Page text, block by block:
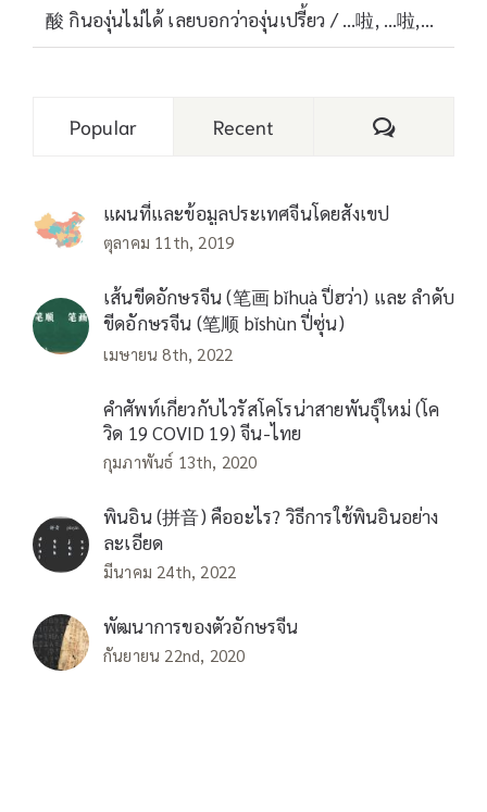
酸 กินองุ่นไม่ได้ เลยบอกว่าองุ่นเปรี้ยว / …啦, …啦,…
Popular Recent Comments
แผนที่และข้อมูลประเทศจีนโดยสังเขป
ตุลาคม 11th, 2019
เส้นขีดอักษรจีน (笔画 bǐhuà ปี่ฮว่า) และ ลำดับ
ขีดอักษรจีน (笔顺 bǐshùn ปี่ซุ่น)
เมษายน 8th, 2022
คำศัพท์เกี่ยวกับไวรัสโคโรน่าสายพันธุ์ใหม่ (โค
วิด 19 COVID 19) จีน-ไทย
กุมภาพันธ์ 13th, 2020
พินอิน (拼音) คืออะไร? วิธีการใช้พินอินอย่าง
ละเอียด
มีนาคม 24th, 2022
พัฒนาการของตัวอักษรจีน
กันยายน 22nd, 2020